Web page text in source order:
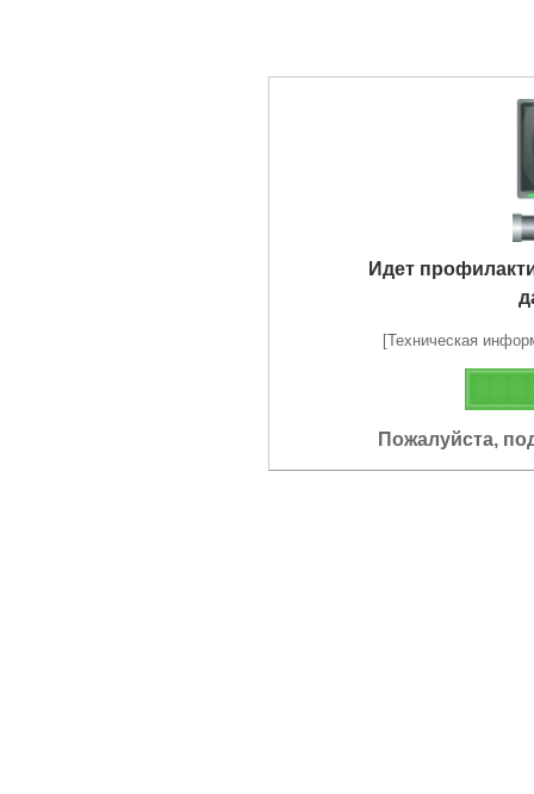
Идет
[Техническая
Пожалуйста,